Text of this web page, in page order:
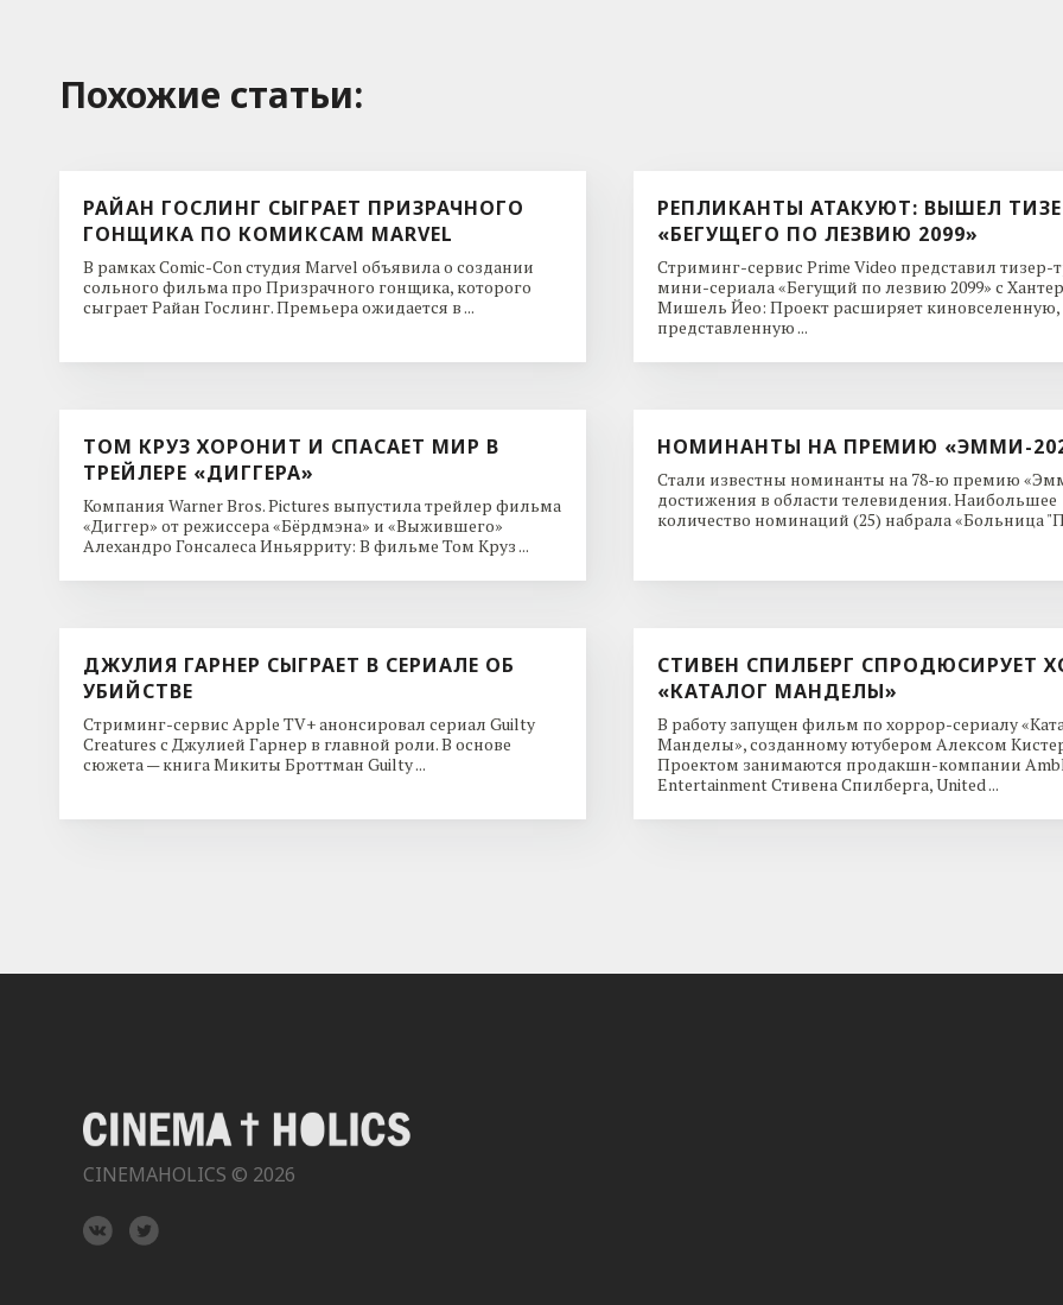
Похожие cтатьи:
РАЙАН ГОСЛИНГ СЫГРАЕТ ПРИЗРАЧНОГО
ГОНЩИКА ПО КОМИКСАМ MARVEL
В рамках Comic-Con студия Marvel объявила о создании
сольного фильма про Призрачного гонщика, которого
сыграет Райан Гослинг. Премьера ожидается в ...
РЕПЛИКАНТЫ АТАКУЮТ: ВЫШЕЛ
«БЕГУЩЕГО ПО ЛЕЗВИЮ 2099»
Стриминг-сервис Prime Video представил тизер-
мини-сериала «Бегущий по лезвию 2099» с
Мишель Йео: Проект расширяет киновселенную,
представленную ...
ТОМ КРУЗ ХОРОНИТ И СПАСАЕТ МИР В
ТРЕЙЛЕРЕ «ДИГГЕРА»
Компания Warner Bros. Pictures выпустила трейлер фильма
«Диггер» от режиссера «Бёрдмэна» и «Выжившего»
Алехандро Гонсалеса Иньярриту: В фильме Том Круз ...
НОМИНАНТЫ НА ПРЕМИЮ «ЭММИ-
Стали известны номинанты на 78-ю премию
достижения в области телевидения. Наибольшее
количество номинаций (25) набрала «Больница
ДЖУЛИЯ ГАРНЕР СЫГРАЕТ В СЕРИАЛЕ ОБ
УБИЙСТВЕ
Стриминг-сервис Apple TV+ анонсировал сериал Guilty
Creatures с Джулией Гарнер в главной роли. В основе
сюжета — книга Микиты Броттман Guilty ...
СТИВЕН СПИЛБЕРГ СПРОДЮСИРУЕТ
«КАТАЛОГ МАНДЕЛЫ»
В работу запущен фильм по хоррор-сериалу
Манделы», созданному ютубером Алексом
Проектом занимаются продакшн-компании
Entertainment Стивена Спилберга, United ...
CINEMAHOLICS © 2026